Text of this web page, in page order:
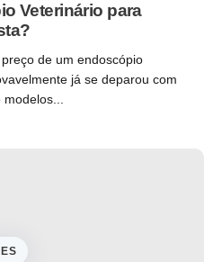
Veterinário para
de um endoscópio
já se deparou com